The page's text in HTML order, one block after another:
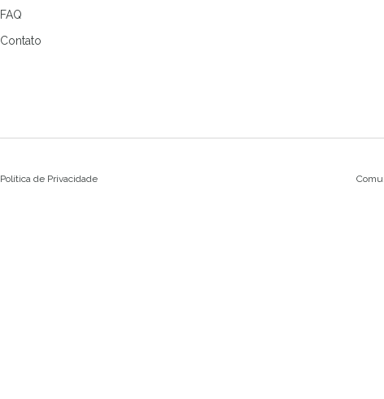
FAQ
Contato
Política de Privacidade